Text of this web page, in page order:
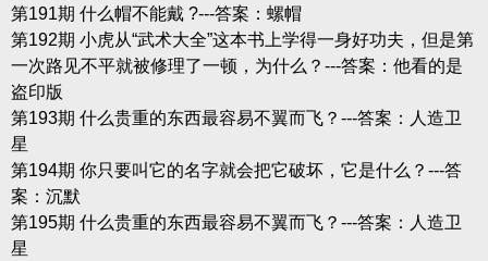
第191期 什么帽不能戴 ?---答案：螺帽
第192期 小虎从“武术大全”这本书上学得一身好功夫，但是第
一次路见不平就被修理了一顿，为什么？---答案：他看的是
盗印版
第193期 什么贵重的东西最容易不翼而飞？---答案：人造卫
星
第194期 你只要叫它的名字就会把它破坏，它是什么？---答
案：沉默
第195期 什么贵重的东西最容易不翼而飞？---答案：人造卫
星